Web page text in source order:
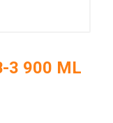
3 900 ML